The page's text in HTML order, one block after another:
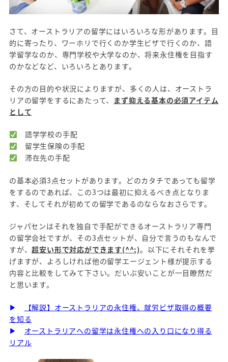
さて、オーストラリアの留学にはいろいろな形があります。目
的に寄ったり、ワーホリで行くのか学生ビザで行くのか、語
学留学なのか、専門学校や大学なのか、将来永住権を目指す
のかなどなど、いろいろとあります。
その方の目的や状況によりますが、多くの人は、オーストラ
リアの留学をするにあたって、 まず抑える基本の必須アイテム
として
語学学校の手配
留学生保険の手配
滞在先の手配
の基本必須3点セットがあります。どのカタチであっても留学
をするのであれば、この3つは最初に抑えるべき点となりま
す、そしてそれが初めての留学であるのならなおさらです。
ジャパセンはそれを独自で手配ができるオーストラリア専門
の留学会社ですが、その3点セットが、自分で言うのもなんで
すが、超安い形で対応ができます(^^;)。以下にそれそれを挙
げますが、よろしければ他の留学エージェント様が提示する
内容と比較をしてみて下さい。だいぶ安いことが一目瞭然だ
と思います。
▶
【解説】オーストラリアの永住権、就労ビザ取得の概要
を知る
▶
オーストラリアへの留学は永住権への入り口になり得る
リアル